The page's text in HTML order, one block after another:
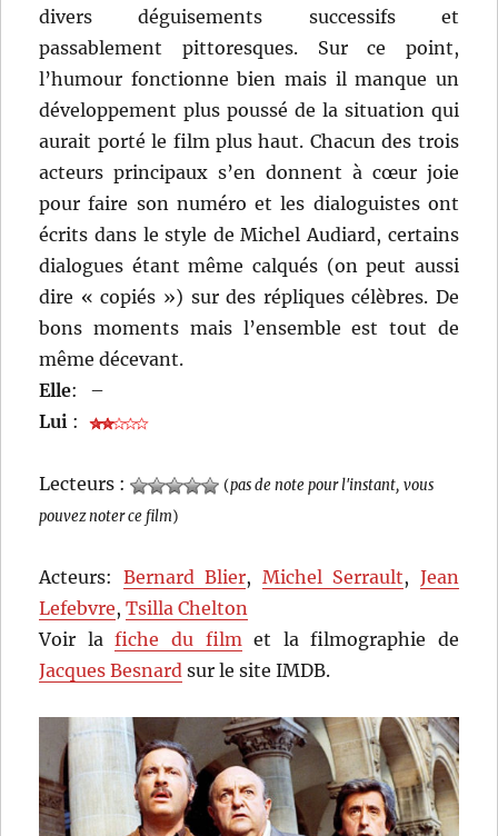
divers déguisements successifs et
passablement pittoresques. Sur ce point,
l’humour fonctionne bien mais il manque un
développement plus poussé de la situation qui
aurait porté le film plus haut. Chacun des trois
acteurs principaux s’en donnent à cœur joie
pour faire son numéro et les dialoguistes ont
écrits dans le style de Michel Audiard, certains
dialogues étant même calqués (on peut aussi
dire « copiés ») sur des répliques célèbres. De
bons moments mais l’ensemble est tout de
même décevant.
Elle:
–
Lui :
Lecteurs : (pas de note pour l'instant, vous
pouvez noter ce film)
Acteurs: Bernard Blier, Michel Serrault, Jean
Lefebvre,Tsilla Chelton
Voir lafiche du filmet la filmographie de
Jacques Besnard sur le site IMDB.